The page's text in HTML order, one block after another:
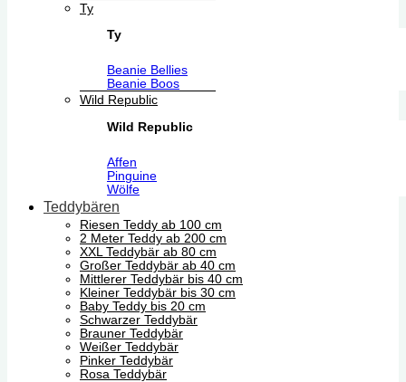
Ty
Ty
Beanie Bellies
Beanie Boos
Wild Republic
Wild Republic
Affen
Pinguine
Wölfe
Teddybären
Riesen Teddy ab 100 cm
2 Meter Teddy ab 200 cm
XXL Teddybär ab 80 cm
Großer Teddybär ab 40 cm
Mittlerer Teddybär bis 40 cm
Kleiner Teddybär bis 30 cm
Baby Teddy bis 20 cm
Schwarzer Teddybär
Brauner Teddybär
Weißer Teddybär
Pinker Teddybär
Rosa Teddybär